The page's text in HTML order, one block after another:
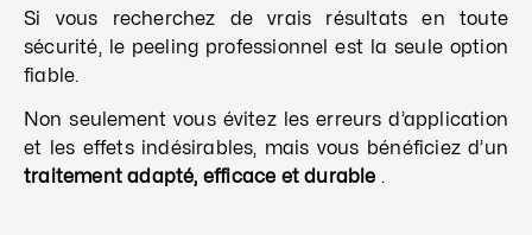
Si vous recherchez de vrais résultats en toute
sécurité, le peeling professionnel est la seule option
fiable.
Non seulement vous évitez les erreurs d’application
et les effets indésirables, mais vous bénéficiez d’un
traitement adapté, efficace et durable .